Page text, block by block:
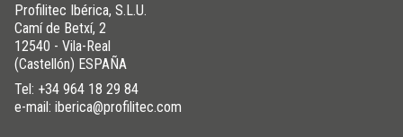
Profilitec Ibérica, S.L.U.
Camí de Betxí, 2
12540 - Vila-Real
(Castellón) ESPAÑA
Tel: +34 964 18 29 84
e-mail: iberica@profilitec.com